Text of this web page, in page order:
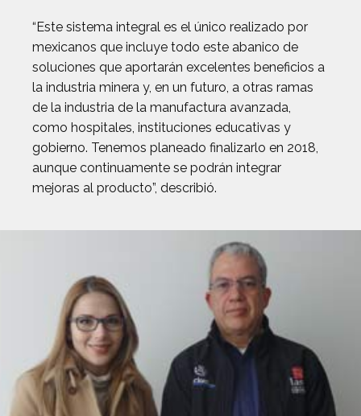
“Este sistema integral es el único realizado por
mexicanos que incluye todo este abanico de
soluciones que aportarán excelentes beneficios a
la industria minera y, en un futuro, a otras ramas
de la industria de la manufactura avanzada,
como hospitales, instituciones educativas y
gobierno. Tenemos planeado finalizarlo en 2018,
aunque continuamente se podrán integrar
mejoras al producto”, describió.